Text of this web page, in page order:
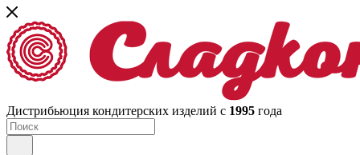
Дистрибьюция кондитерских изделий с 1995 года